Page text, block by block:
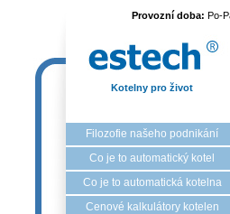
Provozní doba: Po-
Kotelny pro život
Filozofie našeho podnikání
Co je to automatický kotel
Co je to automatická kotelna
Cenové kalkulátory kotelen